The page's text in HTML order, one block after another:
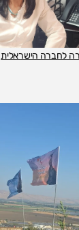
לחברה הישראלית